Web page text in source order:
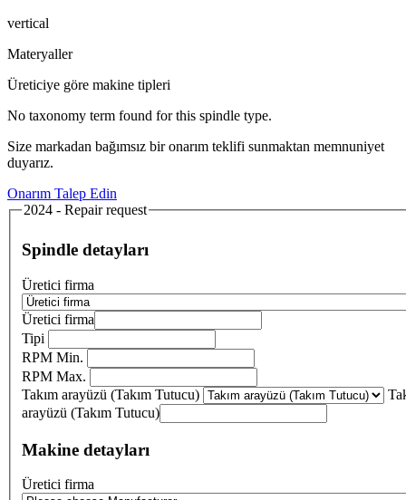
vertical
Materyaller
Üreticiye göre makine tipleri
No taxonomy term found for this spindle type.
Size markadan bağımsız bir onarım teklifi sunmaktan memnuniyet
duyarız.
Onarım Talep Edin
2024 - Repair request
Spindle detayları
Üretici firma
Üretici firma
Tipi
RPM Min.
RPM Max.
Takım arayüzü (Takım Tutucu)
arayüzü (Takım Tutucu)
Makine detayları
Üretici firma